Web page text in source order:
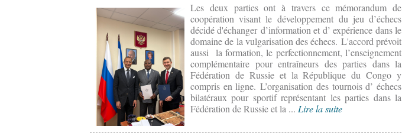
Les deux parties ont à travers ce mémorandum de
coopération visant le développement du jeu d’échecs
décidé d'échanger d’information et d’ expérience dans le
domaine de la vulgarisation des échecs. L'accord prévoit
aussi la formation, le perfectionnement, l’enseignement
complémentaire pour entraîneurs des parties dans la
Fédération de Russie et la République du Congo y
compris en ligne. L’organisation des tournois d’ échecs
bilatéraux pour sportif représentant les parties dans la
Fédération de Russie et la ... Lire la suite